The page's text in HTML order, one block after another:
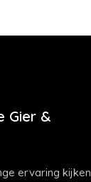
Gier &
ervaring kijken